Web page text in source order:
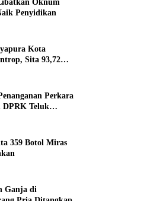
Oknum
Penyidikan
Kota
Sita 93,72
Perkara
DPRK Teluk
359 Botol Miras
Ganja di